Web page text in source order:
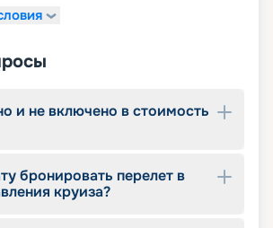
и не включено в стоимость
бронировать перелет в
круиза?